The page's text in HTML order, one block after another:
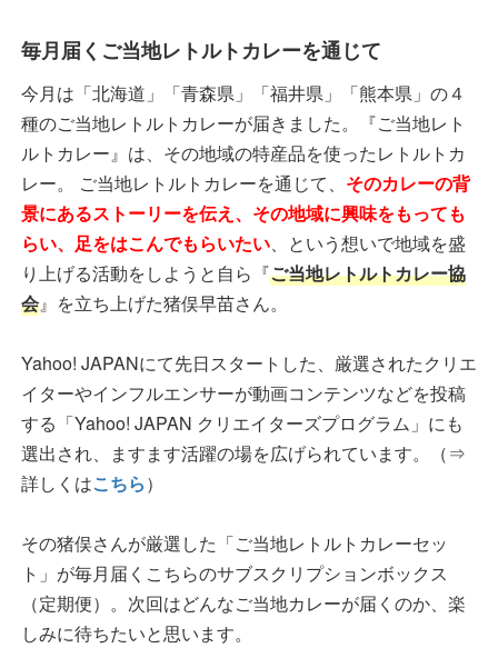
毎月届くご当地レトルトカレーを通じて
今月は「北海道」「青森県」「福井県」「熊本県」の４
種のご当地レトルトカレーが届きました。『ご当地レト
ルトカレー』は、その地域の特産品を使ったレトルトカ
レー。 ご当地レトルトカレーを通じて、 そのカレーの背
景にあるストーリーを伝え、その地域に興味をもっても
らい、足をはこんでもらいたい、という想いで地域を盛
り上げる活動をしようと自ら『ご当地レトルトカレー協
会』を立ち上げた猪俣早苗さん。
Yahoo! JAPANにて先日スタートした、厳選されたクリエ
イターやインフルエンサーが動画コンテンツなどを投稿
する「Yahoo! JAPAN クリエイターズプログラム」にも
選出され、ますます活躍の場を広げられています。（⇒
詳しくはこちら）
その猪俣さんが厳選した「ご当地レトルトカレーセッ
ト」が毎月届くこちらのサブスクリプションボックス
（定期便）。次回はどんなご当地カレーが届くのか、楽
しみに待ちたいと思います。